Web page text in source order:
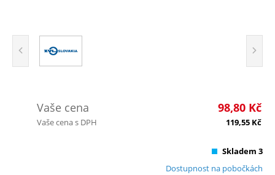
Vaše cena 98,80 Kč
Vaše cena s DPH 119,55 Kč
Skladem 3
Dostupnost na pobočkách